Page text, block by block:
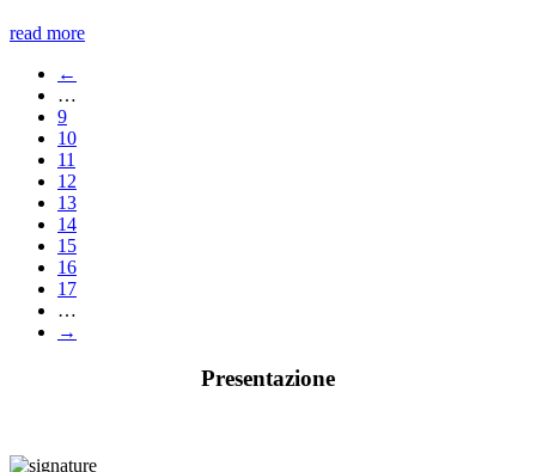
read more
←
…
9
10
11
12
13
14
15
16
17
…
→
Presentazione